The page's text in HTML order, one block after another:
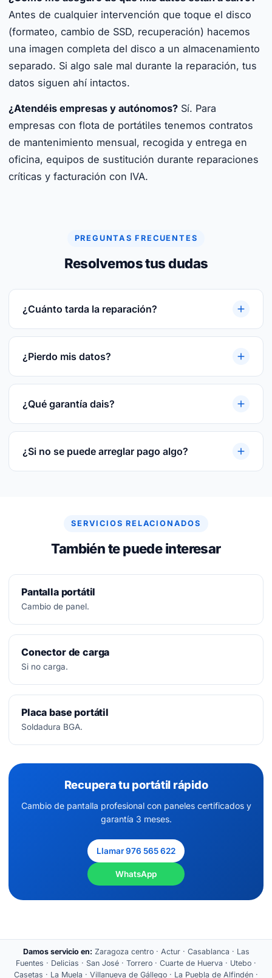
Antes de cualquier intervención que toque el disco
(formateo, cambio de SSD, recuperación) hacemos
una imagen completa del disco a un almacenamiento
separado. Si algo sale mal durante la reparación, tus
datos siguen ahí intactos.
¿Atendéis empresas y autónomos? Sí. Para
empresas con flota de portátiles tenemos contratos
de mantenimiento mensual, recogida y entrega en
oficina, equipos de sustitución durante reparaciones
críticas y facturación con IVA.
PREGUNTAS FRECUENTES
Resolvemos tus dudas
¿Cuánto tarda la reparación?
Reparaciones rápidas. Te damos plazo cerrado
tras el diagnóstico gratuito. Te damos plazo
¿Pierdo mis datos?
En la mayoría de las reparaciones, no. Si hay
riesgo te avisamos antes y hacemos backup
¿Qué garantía dais?
3 meses por escrito sobre la pieza reparada o
sustituida y sobre la mano de obra.
¿Si no se puede arreglar pago algo?
SERVICIOS RELACIONADOS
También te puede interesar
Pantalla portátil
Cambio de panel.
Conector de carga
Si no carga.
Placa base portátil
Soldadura BGA.
Recupera tu portátil rápido
Cambio de pantalla profesional con paneles certificados y
garantía 3 meses.
Llamar 976 565 622
WhatsApp
Damos servicio en: Zaragoza centro · Actur · Casablanca · Las
Fuentes · Delicias · San José · Torrero · Cuarte de Huerva · Utebo ·
Casetas · La Muela · Villanueva de Gállego · La Puebla de Alfindén ·